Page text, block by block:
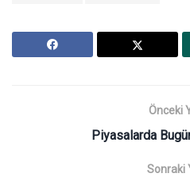
Önceki
Piyasalarda
Sonraki